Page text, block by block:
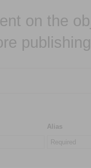
on the
Alias